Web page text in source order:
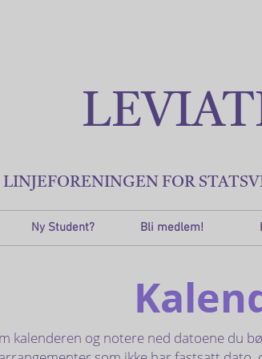
kalenderen og notere ned datoene du
LINJEFORENINGEN FOR
Ny Student? Bli medlem!